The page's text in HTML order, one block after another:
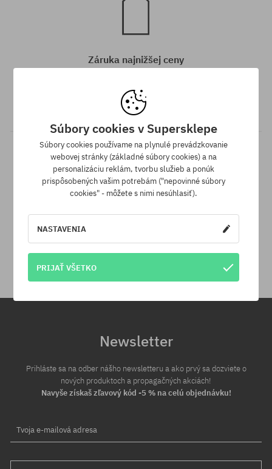
Záruka najnižšej ceny
inom e-shope a s nižšou cenou - špeciálne pre Teba znížime jeho
cenu!
30 dní na vrátenie tovaru
Na vrátenie produktu máš 30 dní od dňa obdržania zásielky.
Newsletter
Prihláste sa na odber nášho newsletteru a ako prvý sa dozviete o
nových produktoch a propagačných akciách!
Navyše získaš zľavový kód -5 % na celú objednávku!
Tvoja e-mailová adresa
Súbory cookies v Supersklepe
Súbory cookies používame na plynulé prevádzkovanie
webovej stránky (základné súbory cookies) a na
personalizáciu reklám, tvorbu služieb a ponúk
prispôsobených vašim potrebám ("nepovinné súbory
cookies" - môžete s nimi nesúhlasiť).
NASTAVENIA
PRIJAŤ VŠETKO